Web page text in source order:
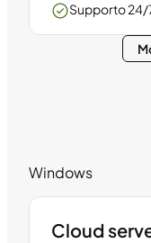
Supporto 24/
Windows
Cloud